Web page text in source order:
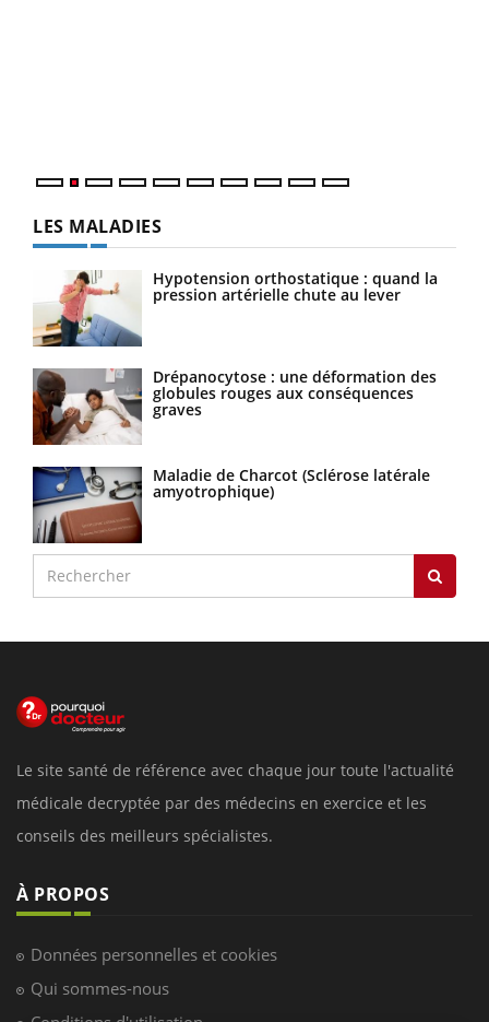
LES MALADIES
Hypotension orthostatique : quand la
pression artérielle chute au lever
Drépanocytose : une déformation des
globules rouges aux conséquences
graves
Maladie de Charcot (Sclérose latérale
amyotrophique)
Le site santé de référence avec chaque jour toute l'actualité
médicale decryptée par des médecins en exercice et les
conseils des meilleurs spécialistes.
À PROPOS
Données personnelles et cookies
Qui sommes-nous